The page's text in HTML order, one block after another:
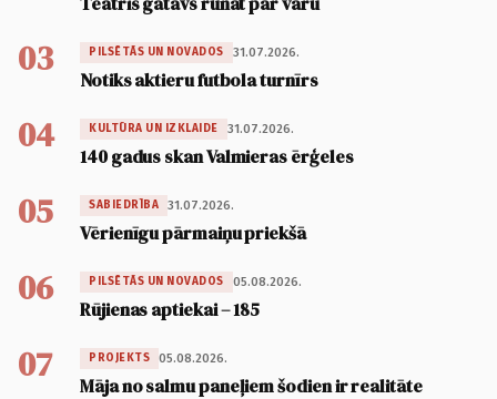
03 PILSĒTĀS UN NOVADOS 31.07.2026.
Notiks aktieru futbola turnīrs
04 KULTŪRA UN IZKLAIDE 31.07.2026.
140 gadus skan Valmieras ērģeles
05 SABIEDRĪBA 31.07.2026.
Vērienīgu pārmaiņu priekšā
06 PILSĒTĀS UN NOVADOS 05.08.2026.
Rūjienas aptiekai – 185
07 PROJEKTS 05.08.2026.
Māja no salmu paneļiem šodien ir realitāte